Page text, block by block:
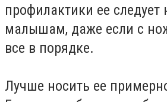
профилактики ее следует
малышам, даже если с
все в порядке.
Лучше носить ее